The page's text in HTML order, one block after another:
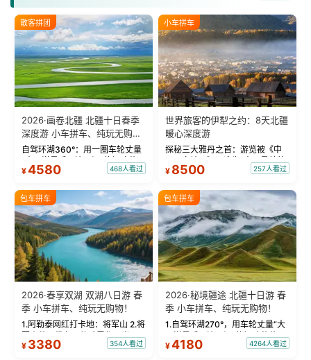
散客拼团
2026·画卷北疆 北疆十日春季
深度游 小车拼车、纯玩无购
物！
自驾环湖360°：用一圈车轮丈量
“大西洋最后一滴眼泪”的极致蔚
蓝。 赛湖旅拍：甄选多款风格服
绝美瞬间。 赛湖坦克300跟车视
频：专业摄影师...
¥4580 468人看过
小车拼车
世界旅客的伊犁之约：8天北疆
暖心深度游
探秘三大雅丹之首：游览被《中
国国家地理》评选为“中国最美的
三大雅丹”第一名的克拉玛依魔鬼
瓦人最大村落——禾木村，欣赏
晨雾与小木...
¥ 8500 257人看过
包车拼车
2026·春享双湖 双湖八日游 春
季 小车拼车、纯玩无购物！
1.阿勒泰网红打卡地：将军山 2.将
军山落日缆车，体验雪都风光 3.
将军山，夕阳派对，蹦迪party 4.
¥ 3380 354人看过
包车拼车
2026·秘境疆途 北疆十日游 春
季 小车拼车、纯玩无购物！
1.自驾环湖270°，用车轮丈量“大
西洋最后一滴眼泪”的极致蔚蓝，
让雪山、花海与深邃湖水在转弯
¥4180 4264人看过